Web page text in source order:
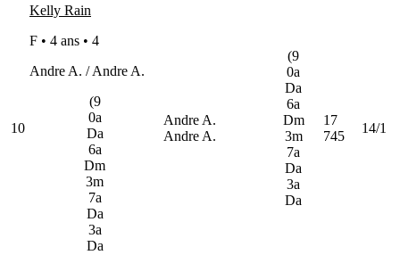
10
Kelly Rain
F • 4 ans • 4
Andre A. / Andre A.
(9
0a
Da
6a
Dm
3m
7a
Da
3a
Da
Andre A.
Andre A.
(9
0a
Da
6a
Dm
3m
7a
Da
3a
Da
17
745
14/1